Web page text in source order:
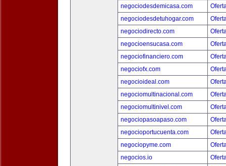
negociodesdemicasa.com
negociodesdetuhogar.com
negociodirecto.com
negocioensucasa.com
negociofinanciero.com
negociofx.com
negocioideal.com
negociomultinacional.com
negociomultinivel.com
negociopasoapaso.com
negocioportucuenta.com
negociopyme.com
negocios.io